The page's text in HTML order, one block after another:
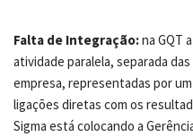
Falta de Integração:na GQT
atividade paralela, separada
empresa, representadas por
ligações diretas com os
Sigma está colocando a